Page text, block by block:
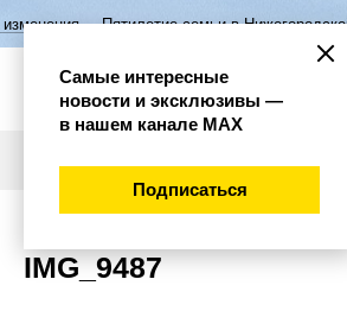
Пятилетие семьи в Нижегородской
IMG_9487
Самые интересные
новости и эксклюзивы —
в нашем канале МАХ
Подписаться